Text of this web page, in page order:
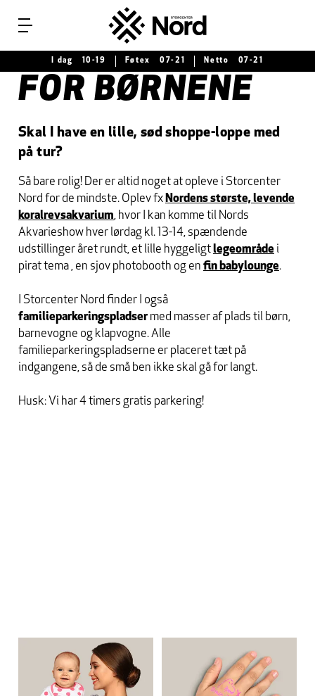
Menu
I dag 10-19 Føtex 07-21 Netto 07-21
FOR BØRNENE
Skal I have en lille, sød shoppe-loppe med
på tur?
Så bare rolig! Der er altid noget at opleve i Storcenter
Nord for de mindste. Oplev fx Nordens største, levende
koralrevsakvarium, hvor I kan komme til Nords
Akvarieshow hver lørdag kl. 13-14, spændende
udstillinger året rundt, et lille hyggeligtlegeområde i
pirat tema , en sjov photobooth og en fin babylounge.
I Storcenter Nord finder I også
familieparkeringspladsermed masser af plads til børn,
barnevogne og klapvogne. Alle
familieparkeringspladserne er placeret tæt på
indgangene, så de små ben ikke skal gå for langt.
Husk: Vi har 4 timers gratis parkering!